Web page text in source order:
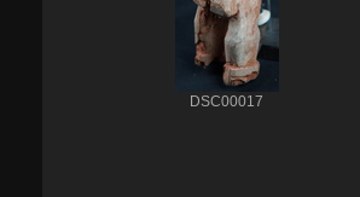
DSC00017